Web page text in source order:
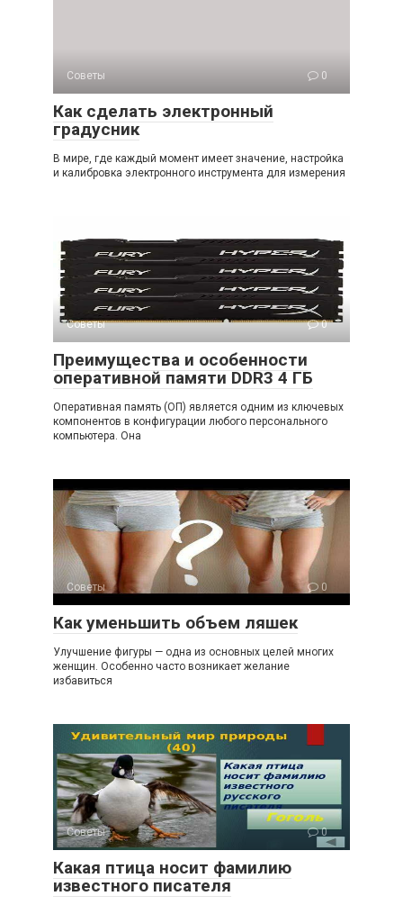
Советы 0
Как сделать электронный
градусник
В мире, где каждый момент имеет значение, настройка
и калибровка электронного инструмента для измерения
Советы 0
Преимущества и особенности
оперативной памяти DDR3 4 ГБ
Оперативная память (ОП) является одним из ключевых
компонентов в конфигурации любого персонального
компьютера. Она
Советы 0
Как уменьшить объем ляшек
Улучшение фигуры — одна из основных целей многих
женщин. Особенно часто возникает желание
избавиться
Советы 0
Какая птица носит фамилию
известного писателя